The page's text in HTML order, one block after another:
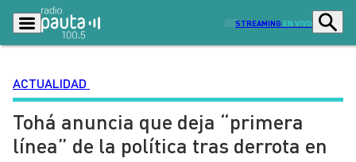
STREAMING EN VIVO
Podcasts Programas
Lo Último Actualidad
ACTUALIDAD
Tohá anuncia que deja “primera
línea” de la política tras derrota en